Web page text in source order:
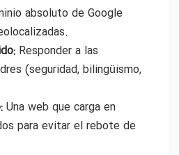
absoluto de Google
Responder a las
(seguridad, bilingüismo,
Una web que carga en
para evitar el rebote de